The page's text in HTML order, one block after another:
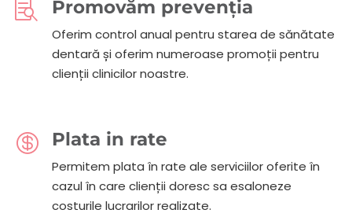
 Promovăm prevenția
Oferim control anual pentru starea de sănătate
dentară și oferim numeroase promoții pentru
clienții clinicilor noastre.
 Plata in rate
Permitem plata în rate ale serviciilor oferite în
cazul în care clienții doresc sa esaloneze
costurile lucrarilor realizate.